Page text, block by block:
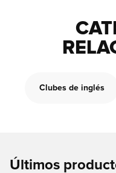
Clubes de inglés
Últimos